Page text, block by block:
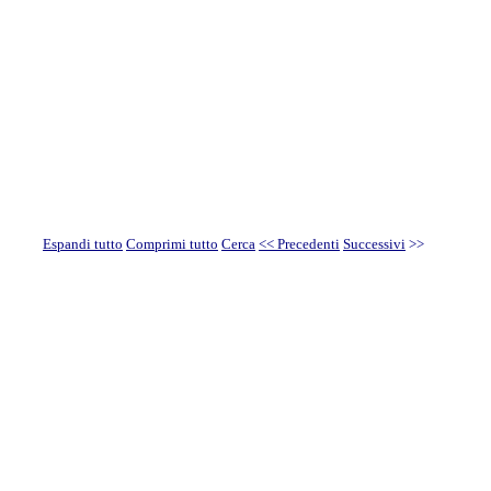
Espandi tutto Comprimi tutto Cerca << Precedenti Successivi >>